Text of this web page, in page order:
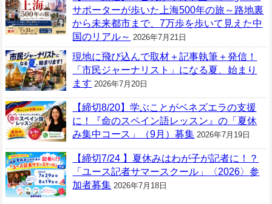
サポーターが歩いた上海500年の旅～路地裏
から未来都市まで、7万歩を歩いて見えた中
国のリアル～ 2026年7月21日
現地に飛び込んで取材＋記事執筆＋発信！
「市民ジャーナリスト」になる夏、始まり
ます 2026年7月20日
【締切8/20】学ぶことがベネズエラの支援
に！『命のスペイン語レッスン』の「夏休
み集中コース」（9月）募集 2026年7月19日
【締切7/24 】夏休みはわが子が記者に！？
「ユース記者サマースクール」〈2026〉参
加者募集 2026年7月18日